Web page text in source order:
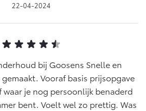
22-04-2024
bij Goosens Snelle en
Vooraf basis prijsopgave
je nog persoonlijk benaderd
bent. Voelt wel zo prettig. Was